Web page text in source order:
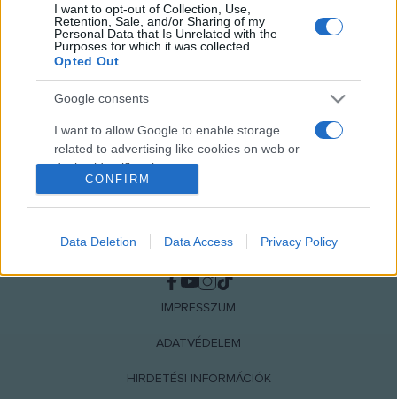
I want to opt-out of Collection, Use,
Retention, Sale, and/or Sharing of my
Personal Data that Is Unrelated with the
Purposes for which it was collected.
Opted Out
Google consents
I want to allow Google to enable storage
related to advertising like cookies on web or
device identifiers in apps.
personalized advertising.
I want to allow Google to enable storage
device identifiers in apps.
I want to allow Google to enable storage
CONFIRM
Data Deletion Data Access Privacy Policy
MEGOSZTÁS
IMPRESSZUM
ADATVÉDELEM
HIRDETÉSI INFORMÁCIÓK